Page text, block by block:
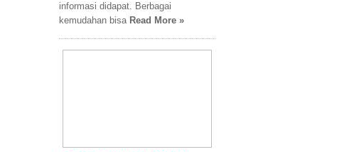
informasi didapat. Berbagai
kemudahan bisa Read More »